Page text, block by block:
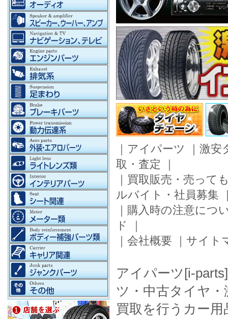
｜ アイパーツ ｜ 激安
取・査定 ｜
｜ 買取販売・売って
ルバイト・社員募集
｜ 購入時の注意につ
ド
｜
｜ 会社概要 ｜ サイト
アイパーツ[i-
ツ・中古タイヤ
買取を行うカー